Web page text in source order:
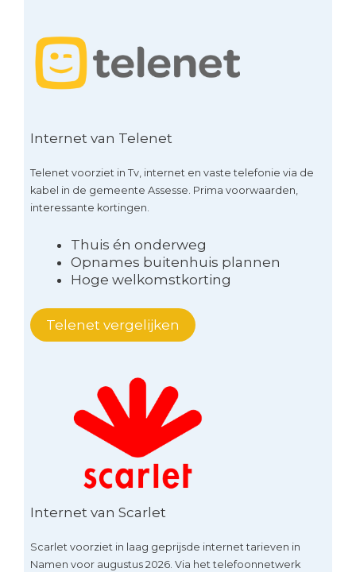
Internet van Telenet
Telenet voorziet in Tv, internet en vaste telefonie via de
kabel in de gemeente Assesse. Prima voorwaarden,
interessante kortingen.
Thuis én onderweg
Opnames buitenhuis plannen
Hoge welkomstkorting
Telenet vergelijken
Internet van Scarlet
Scarlet voorziet in laag geprijsde internet tarieven in
Namen voor augustus 2026. Via het telefoonnetwerk